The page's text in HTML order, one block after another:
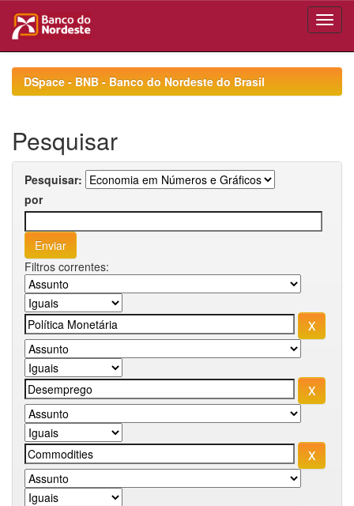
navigationDSpace - BNB - Banco do Nordeste do Brasil
Pesquisar
Pesquisar:
por
Filtros correntes: